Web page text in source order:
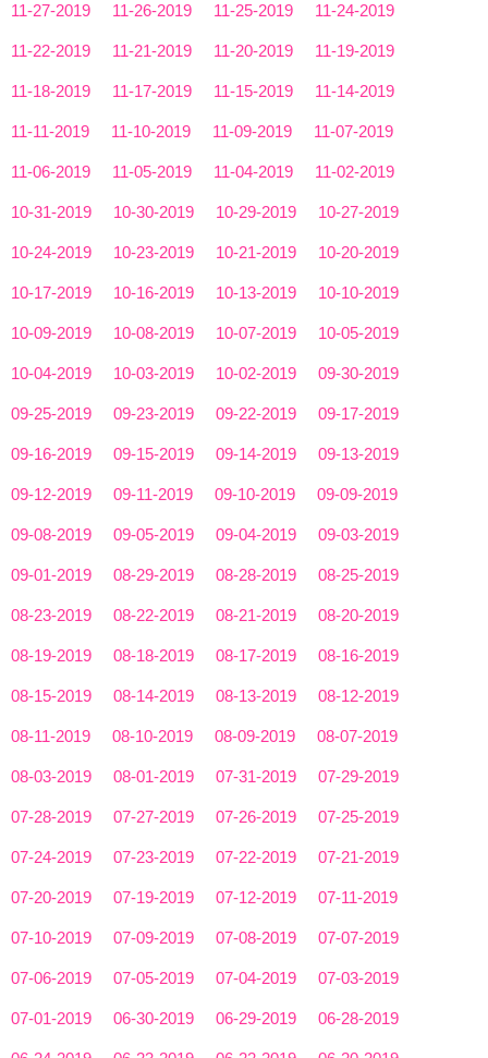
11-27-2019 11-26-2019 11-25-2019 11-24-2019
11-22-2019 11-21-2019 11-20-2019 11-19-2019
11-18-2019 11-17-2019 11-15-2019 11-14-2019
11-11-2019 11-10-2019 11-09-2019 11-07-2019
11-06-2019 11-05-2019 11-04-2019 11-02-2019
10-31-2019 10-30-2019 10-29-2019 10-27-2019
10-24-2019 10-23-2019 10-21-2019 10-20-2019
10-17-2019 10-16-2019 10-13-2019 10-10-2019
10-09-2019 10-08-2019 10-07-2019 10-05-2019
10-04-2019 10-03-2019 10-02-2019 09-30-2019
09-25-2019 09-23-2019 09-22-2019 09-17-2019
09-16-2019 09-15-2019 09-14-2019 09-13-2019
09-12-2019 09-11-2019 09-10-2019 09-09-2019
09-08-2019 09-05-2019 09-04-2019 09-03-2019
09-01-2019 08-29-2019 08-28-2019 08-25-2019
08-23-2019 08-22-2019 08-21-2019 08-20-2019
08-19-2019 08-18-2019 08-17-2019 08-16-2019
08-15-2019 08-14-2019 08-13-2019 08-12-2019
08-11-2019 08-10-2019 08-09-2019 08-07-2019
08-03-2019 08-01-2019 07-31-2019 07-29-2019
07-28-2019 07-27-2019 07-26-2019 07-25-2019
07-24-2019 07-23-2019 07-22-2019 07-21-2019
07-20-2019 07-19-2019 07-12-2019 07-11-2019
07-10-2019 07-09-2019 07-08-2019 07-07-2019
07-06-2019 07-05-2019 07-04-2019 07-03-2019
07-01-2019 06-30-2019 06-29-2019 06-28-2019